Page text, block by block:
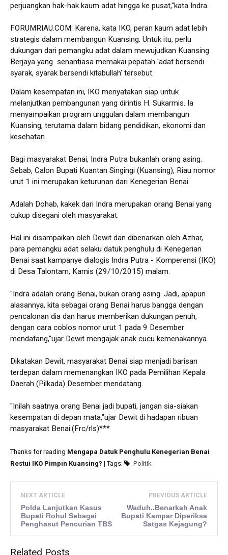
perjuangkan hak-hak kaum adat hingga ke pusat,"kata Indra.
FORUMRIAU.COM: Karena, kata IKO, peran kaum adat lebih
strategis dalam membangun Kuansing. Untuk itu, perlu
dukungan dari pemangku adat dalam mewujudkan Kuansing
Berjaya yang senantiasa memakai pepatah 'adat bersendi
syarak, syarak bersendi kitabullah' tersebut.
Dalam kesempatan ini, IKO menyatakan siap untuk
melanjutkan pembangunan yang dirintis H. Sukarmis. Ia
menyampaikan program unggulan dalam membangun
Kuansing, terutama dalam bidang pendidikan, ekonomi dan
kesehatan.
Bagi masyarakat Benai, Indra Putra bukanlah orang asing.
Sebab, Calon Bupati Kuantan Singingi (Kuansing), Riau nomor
urut 1 ini merupakan keturunan dari Kenegerian Benai.
Adalah Dohab, kakek dari Indra merupakan orang Benai yang
cukup disegani oleh masyarakat.
Hal ini disampaikan oleh Dewit dan dibenarkan oleh Azhar,
para pemangku adat selaku datuk penghulu di Kenegerian
Benai saat kampanye dialogis Indra Putra - Komperensi (IKO)
di Desa Talontam, Kamis (29/10/2015) malam.
"Indra adalah orang Benai, bukan orang asing. Jadi, apapun
alasannya, kita sebagai orang Benai harus bangga dengan
pencalonan dia dan harus memberikan dukungan penuh,
dengan cara coblos nomor urut 1 pada 9 Desember
mendatang,"ujar Dewit mengajak anak cucu kemenakannya.
Dikatakan Dewit, masyarakat Benai siap menjadi barisan
terdepan dalam memenangkan IKO pada Pemilihan Kepala
Daerah (Pilkada) Desember mendatang.
"Inilah saatnya orang Benai jadi bupati, jangan sia-siakan
kesempatan di depan mata,"ujar Dewit di hadapan ribuan
masyarakat Benai.(Frc/rls)***
Thanks for reading Mengapa Datuk Penghulu Kenegerian Benai
Restui IKO Pimpin Kuansing? | Tags: Politik
NEXT ARTICLE
Polda Lanjutkan Kasus
Bupati Rohul Sebagai
Penghasut Pencurian TBS
PREVIOUS ARTICLE
Waduh..Benarkah Anak
Bupati Kampar Diperiksa
Satgas Kejagung?
Related Posts